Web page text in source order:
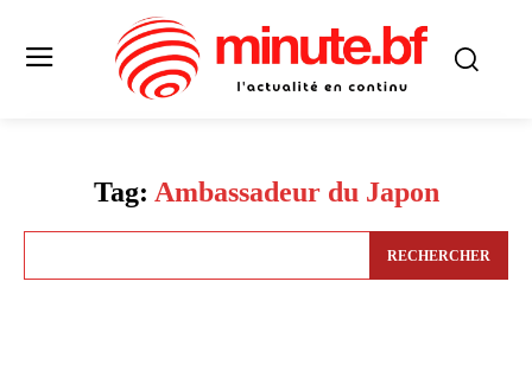
Tag: Ambassadeur du Japon
RECHERCHER